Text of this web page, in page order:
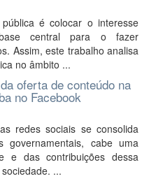
é colocar o interesse
central para o fazer
Assim, este trabalho analisa
no âmbito ...
oferta de conteúdo na
no Facebook
redes sociais se consolida
governamentais, cabe uma
e das contribuições dessa
...